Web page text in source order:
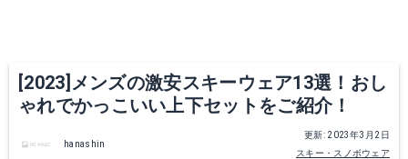
[2023]メンズの激安スキーウェア13選！おし
ゃれでかっこいい上下セットをご紹介！
更新: 2023年3月2日
スキー・スノボウェア
hanashin